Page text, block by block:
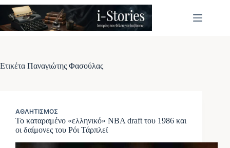
Μετάβαση
στο
περιεχόμενο
Ετικέτα Παναγιώτης Φασούλας
ΑΘΛΗΤΙΣΜΌΣ
Το καταραμένο «ελληνικό» NBA draft του 1986 και
οι δαίμονες του Ρόι Τάρπλεϊ